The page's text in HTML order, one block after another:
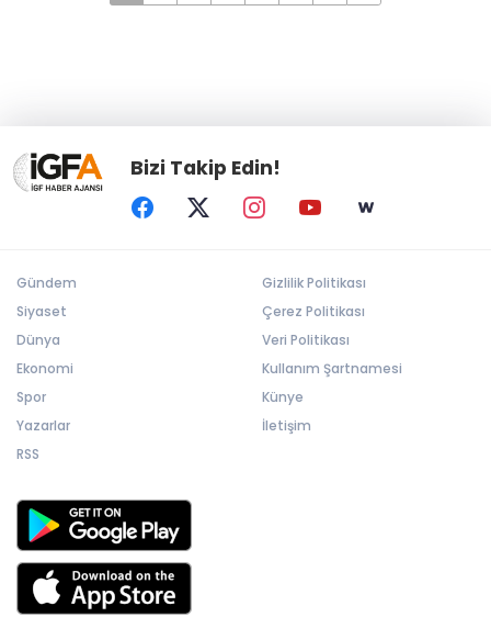
Bizi Takip Edin!
Gündem
Siyaset
Dünya
Ekonomi
Spor
Yazarlar
RSS
Gizlilik Politikası
Çerez Politikası
Veri Politikası
Kullanım Şartnamesi
Künye
İletişim